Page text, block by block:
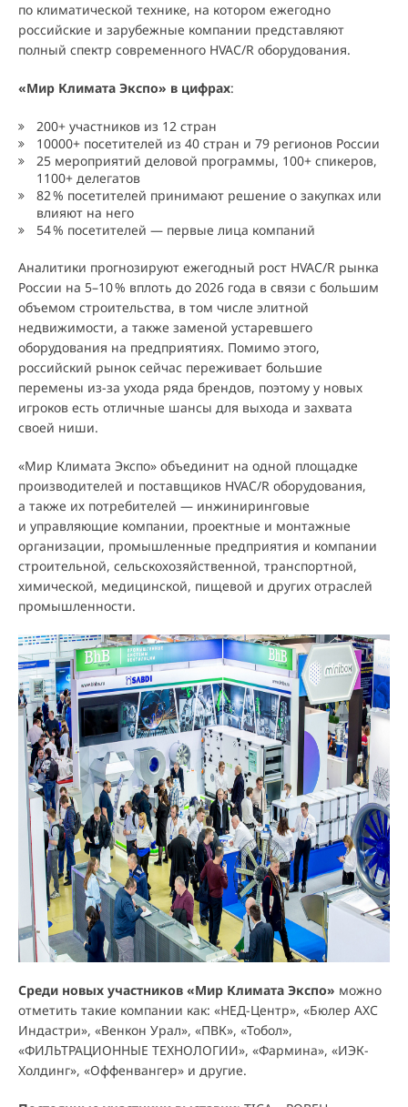
по климатической технике, на котором ежегодно
российские и зарубежные компании представляют
полный спектр современного HVAC/R оборудования.
«Мир Климата Экспо» в цифрах:
200+ участников из 12 стран
10000+ посетителей из 40 стран и 79 регионов России
25 мероприятий деловой программы, 100+ спикеров,
1100+ делегатов
82% посетителей принимают решение о закупках или
влияют на него
54% посетителей — первые лица компаний
Аналитики прогнозируют ежегодный рост HVAC/R рынка
России на 5–10% вплоть до 2026 года в связи с большим
объемом строительства, в том числе элитной
недвижимости, а также заменой устаревшего
оборудования на предприятиях. Помимо этого,
российский рынок сейчас переживает большие
перемены из-за ухода ряда брендов, поэтому у новых
игроков есть отличные шансы для выхода и захвата
своей ниши.
«Мир Климата Экспо» объединит на одной площадке
производителей и поставщиков HVAC/R оборудования,
а также их потребителей — инжиниринговые
и управляющие компании, проектные и монтажные
организации, промышленные предприятия и компании
строительной, сельскохозяйственной, транспортной,
химической, медицинской, пищевой и других отраслей
промышленности.
Среди новых участников «Мир Климата Экспо» можно
отметить такие компании как: «НЕД-Центр», «Бюлер АХС
Индастри», «Венкон Урал», «ПВК», «Тобол»,
«ФИЛЬТРАЦИОННЫЕ ТЕХНОЛОГИИ», «Фармина», «ИЭК-
Холдинг», «Оффенвангер» и другие.